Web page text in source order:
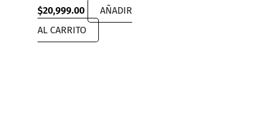
$20,999.00
AÑADIR
AL CARRITO